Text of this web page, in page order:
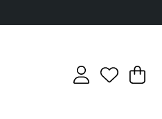
Antall i
. .